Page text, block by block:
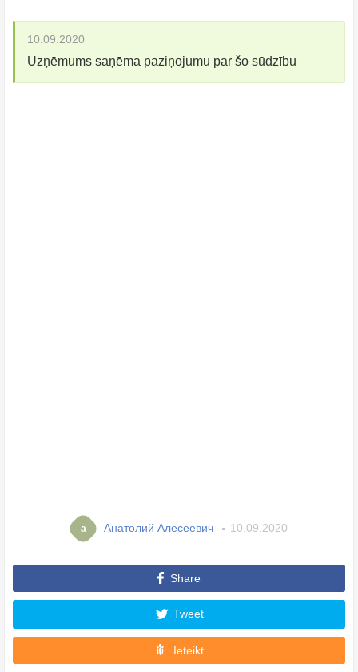
10.09.2020
Uzņēmums saņēma paziņojumu par šo sūdzību
а Анатолий Алесеевич 10.09.2020
Share
Tweet
Ieteikt